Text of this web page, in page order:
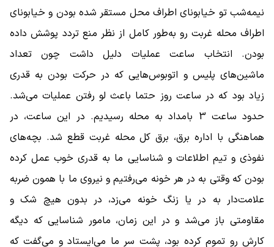
نیمه‌شب تو خیابونای اطراف محل مستقر شده بودن و خیابونای
اطراف محله غربت رو به‌طور کامل از نظر منع تردد پوشش داده
بودن. انتخاب ساعت عملیات دلیل داشت چون تعداد
ماشین‌های پلیس و اتوبوس‌هایی که در حرکت بودن به قدری
زیاد بود که در ساعت روز حتما باعث لو رفتن عملیات می‌شد.
حدود ساعت 3 بامداد به محله رسیدیم. در این ساعت، در
هماهنگی با اداره برق، برق کل محله غربت قطع شد. بچه‌های
نفوذی و تیم اطلاعات و شناسایی ما به قدری خوب عمل کرده
بودن که وقتی به در هر خونه می‌رفتیم و نیروی ما با همون ضربه
علامت‌دار به در یا زنگ خونه می‌زد، در بدون هیچ شک و
مقاومتی باز می‌شد و در این زمان، مامور شناسایی که دیگه
کارش رو تموم کرده بود، پشت سر ما می‌ایستاد و می‌گفت که